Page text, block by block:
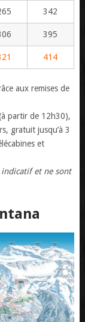
342
395
414
aux remises de
partir de 12h30),
gratuit jusqu’à 3
et
et ne sont